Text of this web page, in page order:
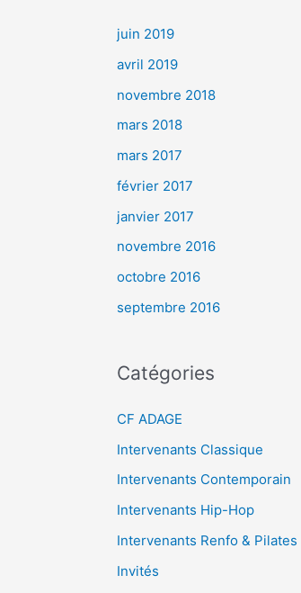
juin 2019
avril 2019
novembre 2018
mars 2018
mars 2017
février 2017
janvier 2017
novembre 2016
octobre 2016
septembre 2016
Catégories
CF ADAGE
Intervenants Classique
Intervenants Contemporain
Intervenants Hip-Hop
Intervenants Renfo & Pilates
Invités